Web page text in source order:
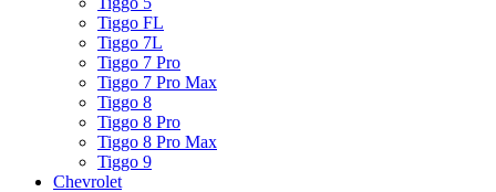
Tiggo FL
Tiggo 7L
Tiggo 7 Pro
Tiggo 7 Pro Max
Tiggo 8
Tiggo 8 Pro
Tiggo 8 Pro Max
Tiggo 9
Chevrolet